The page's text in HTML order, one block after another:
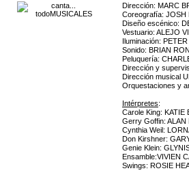
Dirección: MARC
Coreografía: JOSH
Diseño escénico:
Vestuario: ALEJO
Iluminación:
Sonido: BRIAN
Peluquería:
Dirección y
Dirección musical
Orquestaciones y
Intérpretes:
Carole King: KATIE
Gerry Goffin: ALAN
Cynthia Weil:
Don Kirshner:
Genie Klein:
Ensamble:VIVIEN
Swings: ROSIE